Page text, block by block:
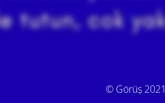
© Görüş 2021